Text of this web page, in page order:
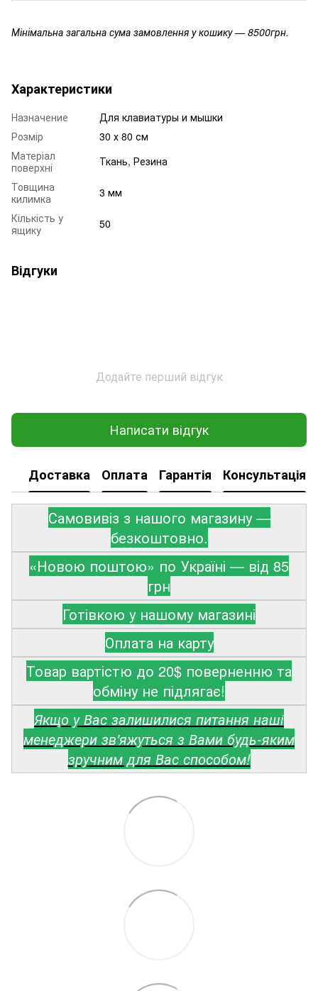
Мінімальна загальна сума замовлення у кошику — 8500грн.
Характеристики
Назначение
Для клавиатуры и мышки
Розмір
30 х 80 см
Матеріал
поверхні
Ткань, Резина
Товщина
килимка
3 мм
Кількість у
ящику
50
Відгуки
Додайте перший відгук
Написати відгук
Доставка Оплата Гарантія Консультація
Самовивіз з нашого магазину —
безкоштовно.
«Новою поштою» по Україні — від 85
грн
Готівкою у нашому магазині
Оплата на карту
Товар вартістю до 20$ поверненню та
обміну не підлягає!
Якщо у Вас залишилися питання наші
менеджери зв'яжуться з Вами будь-яким
зручним для Вас способом!